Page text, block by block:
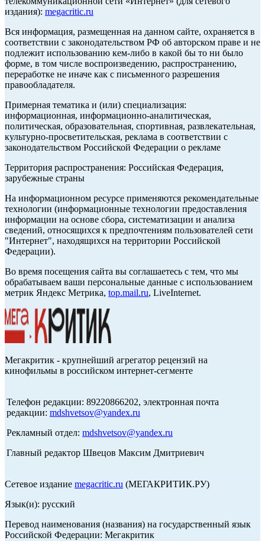
издания): megacritic.ru
Вся информация, размещенная на данном сайте, охраняется в
соответствии с законодательством РФ об авторском праве и не
подлежит использованию кем-либо в какой бы то ни было
форме, в том числе воспроизведению, распространению,
переработке не иначе как с письменного разрешения
правообладателя.
Примерная тематика и (или) специализация:
информационная, информационно-аналитическая,
политическая, образовательная, спортивная, развлекательная,
культурно-просветительская, реклама в соответствии с
законодательством Российской Федерации о рекламе
Территория распространения: Российская Федерация,
зарубежные страны
На информационном ресурсе применяются рекомендательные
технологии (информационные технологии предоставления
информации на основе сбора, систематизации и анализа
сведений, относящихся к предпочтениям пользователей сети
"Интернет", находящихся на территории Российской
Федерации).
Во время посещения сайта вы соглашаетесь с тем, что мы
обрабатываем ваши персональные данные с использованием
метрик Яндекс Метрика, top.mail.ru, LiveInternet.
Мегакритик - крупнейший агрегатор рецензий на
кинофильмы в российском интернет-сегменте
Телефон редакции: 89220866202, электронная почта
редакции: mdshvetsov@yandex.ru
Рекламный отдел: mdshvetsov@yandex.ru
Главный редактор Швецов Максим Дмитриевич
Сетевое издание megacritic.ru (МЕГАКРИТИК.РУ)
Язык(и): русский
Перевод наименования (названия) на государственный язык
Российской Федерации: Мегакритик